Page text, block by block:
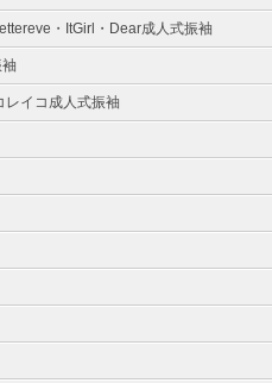
・ItGirl・Dear成人式振袖
レイコ成人式振袖